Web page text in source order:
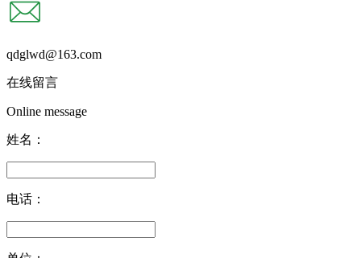
qdglwd@163.com
在线留言
Online message
姓名：
电话：